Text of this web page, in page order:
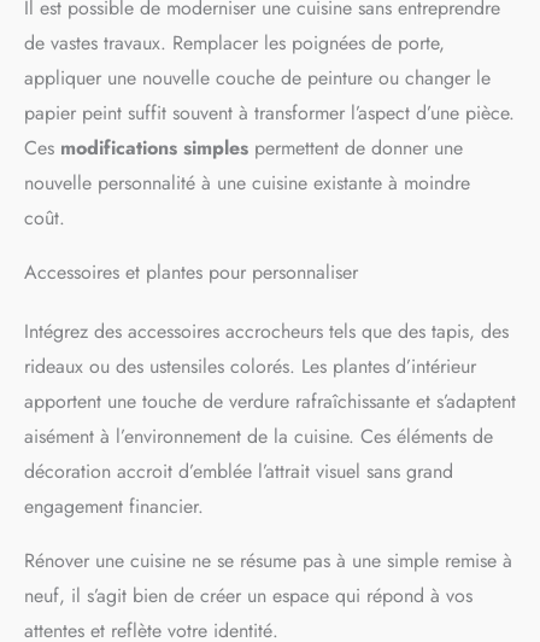
Il est possible de moderniser une cuisine sans entreprendre
de vastes travaux. Remplacer les poignées de porte,
appliquer une nouvelle couche de peinture ou changer le
papier peint suffit souvent à transformer l’aspect d’une pièce.
Ces modifications simples permettent de donner une
nouvelle personnalité à une cuisine existante à moindre
coût.
Accessoires et plantes pour personnaliser
Intégrez des accessoires accrocheurs tels que des tapis, des
rideaux ou des ustensiles colorés. Les plantes d’intérieur
apportent une touche de verdure rafraîchissante et s’adaptent
aisément à l’environnement de la cuisine. Ces éléments de
décoration accroit d’emblée l’attrait visuel sans grand
engagement financier.
Rénover une cuisine ne se résume pas à une simple remise à
neuf, il s’agit bien de créer un espace qui répond à vos
attentes et reflète votre identité.